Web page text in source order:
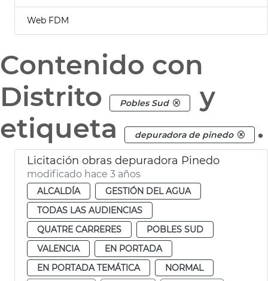
Web FDM
Contenido con
Distrito
Pobles Sud
y
etiqueta
depuradora de pinedo .
Licitación obras depuradora Pinedo
modificado hace 3 años
ALCALDÍA
GESTIÓN DEL AGUA
TODAS LAS AUDIENCIAS
QUATRE CARRERES
POBLES SUD
VALENCIA
EN PORTADA
EN PORTADA TEMÁTICA
NORMAL